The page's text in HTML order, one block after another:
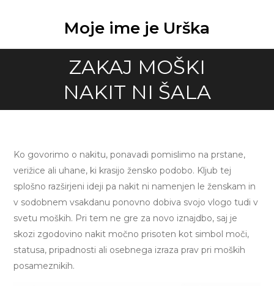
Moje ime je Urška
ZAKAJ MOŠKI
NAKIT NI ŠALA
Ko govorimo o nakitu, ponavadi pomislimo na prstane,
verižice ali uhane, ki krasijo žensko podobo. Kljub tej
splošno razširjeni ideji pa nakit ni namenjen le ženskam in
v sodobnem vsakdanu ponovno dobiva svojo vlogo tudi v
svetu moških. Pri tem ne gre za novo iznajdbo, saj je
skozi zgodovino nakit močno prisoten kot simbol moči,
statusa, pripadnosti ali osebnega izraza prav pri moških
posameznikih.